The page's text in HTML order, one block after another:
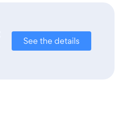
See the details